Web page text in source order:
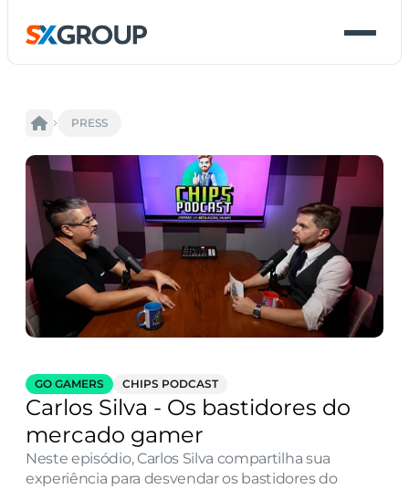
PRESS
GO GAMERS CHIPS PODCAST
Carlos Silva - Os bastidores do
mercado gamer
Neste episódio, Carlos Silva compartilha sua
experiência para desvendar os bastidores do